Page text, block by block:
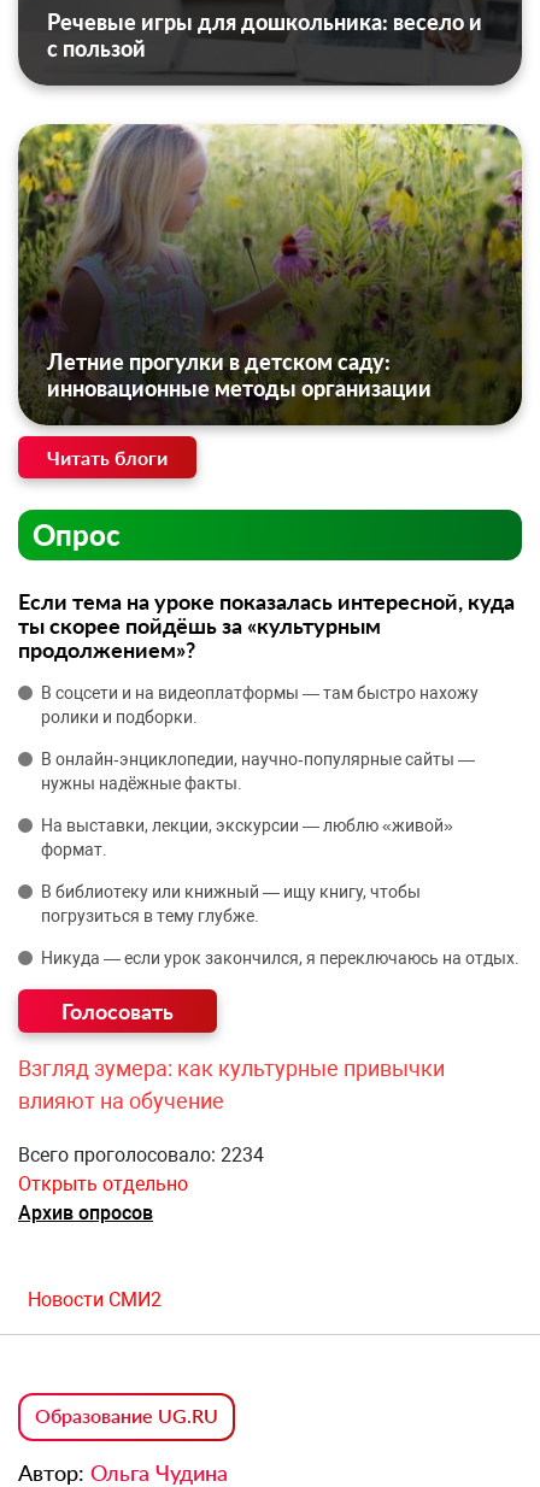
Речевые игры для дошкольника: весело и
с пользой
Летние прогулки в детском саду:
инновационные методы организации
Читать блоги
Опрос
Если тема на уроке показалась интересной, куда
ты скорее пойдёшь за «культурным
продолжением»?
В соцсети и на видеоплатформы — там быстро нахожу
ролики и подборки.
В онлайн‑энциклопедии, научно‑популярные сайты —
нужны надёжные факты.
На выставки, лекции, экскурсии — люблю «живой»
формат.
В библиотеку или книжный — ищу книгу, чтобы
погрузиться в тему глубже.
Никуда — если урок закончился, я переключаюсь на отдых.
Взгляд зумера: как культурные привычки
влияют на обучение
Всего проголосовало: 2234
Открыть отдельно
Архив опросов
Новости СМИ2
Образование UG.RU
Автор: Ольга Чудина